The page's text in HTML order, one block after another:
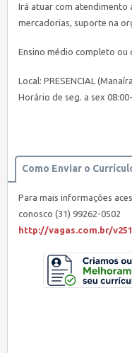
Irá atuar com atendimento
mercadorias, suporte na
Ensino médio completo ou
Local: PRESENCIAL
Horário de seg. a sex
Como Enviar o
Para mais informações
conosco (31) 99262-0502
http://vagas.com.br/